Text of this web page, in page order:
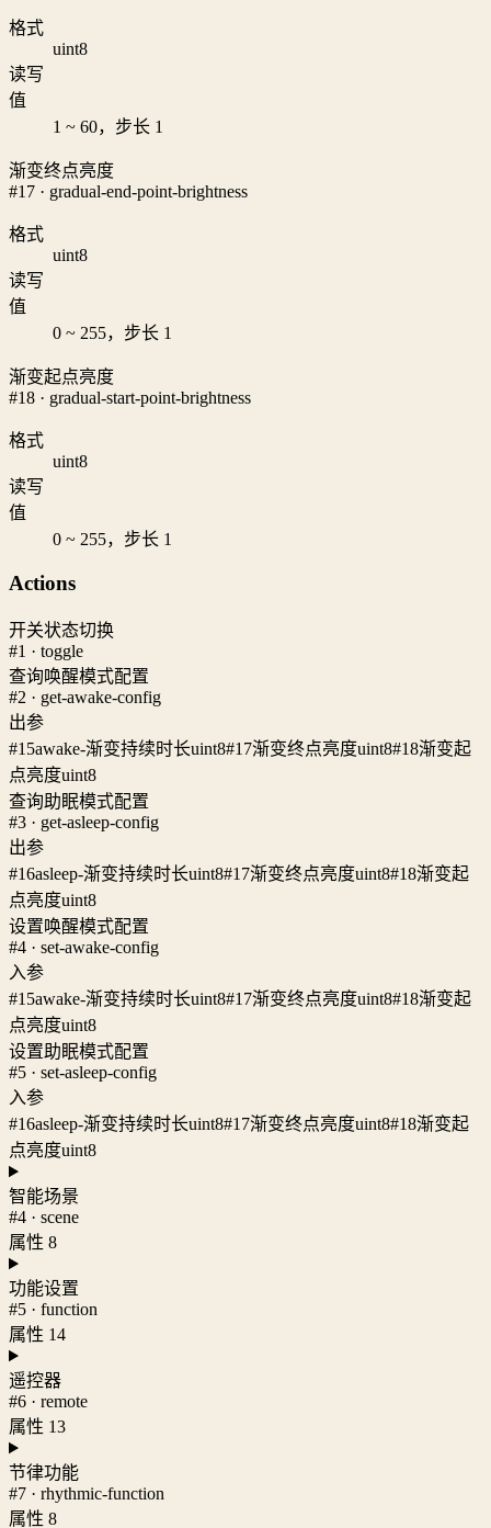
格式
uint8
读写
值
1 ~ 60，步长 1
渐变终点亮度
#17 · gradual-end-point-brightness
格式
uint8
读写
值
0 ~ 255，步长 1
渐变起点亮度
#18 · gradual-start-point-brightness
格式
uint8
读写
值
0 ~ 255，步长 1
Actions
开关状态切换
#1 · toggle
查询唤醒模式配置
#2 · get-awake-config
出参
#15awake-渐变持续时长uint8#17渐变终点亮度uint8#18渐变起
点亮度uint8
查询助眠模式配置
#3 · get-asleep-config
出参
#16asleep-渐变持续时长uint8#17渐变终点亮度uint8#18渐变起
点亮度uint8
设置唤醒模式配置
#4 · set-awake-config
入参
#15awake-渐变持续时长uint8#17渐变终点亮度uint8#18渐变起
点亮度uint8
设置助眠模式配置
#5 · set-asleep-config
入参
#16asleep-渐变持续时长uint8#17渐变终点亮度uint8#18渐变起
点亮度uint8
智能场景
#4 · scene
属性 8
功能设置
#5 · function
属性 14
遥控器
#6 · remote
属性 13
节律功能
#7 · rhythmic-function
属性 8